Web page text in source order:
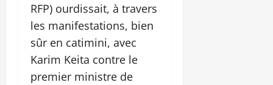
RFP) ourdissait, à travers
les manifestations, bien
sûr en catimini, avec
Karim Keita contre le
premier ministre de